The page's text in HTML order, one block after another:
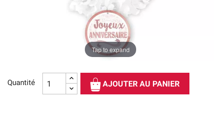
Tap to expand
Quantité AJOUTER AU PANIER